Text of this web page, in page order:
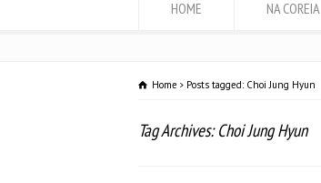
HOME NA COREIA
Home Posts tagged: Choi Jung Hyun
Tag Archives: Choi Jung Hyun